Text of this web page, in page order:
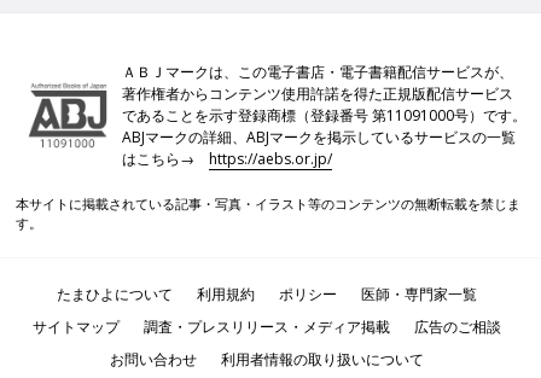
ＡＢＪマークは、この電子書店・電子書籍配信サービスが、
著作権者からコンテンツ使用許諾を得た正規版配信サービス
であることを示す登録商標（登録番号 第11091000号）です。
ABJマークの詳細、ABJマークを掲示しているサービスの一覧
はこちら→https://aebs.or.jp/
本サイトに掲載されている記事・写真・イラスト等のコンテンツの無断転載を禁じま
す。
たまひよについて 利用規約 ポリシー
医師・専門家一覧
サイトマップ
調査・プレスリリース・メディア掲載
広告のご相談
お問い合わせ
利用者情報の取り扱いについて